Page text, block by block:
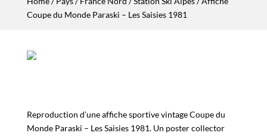
Coupe du Monde Paraski – Les Saisies 1981
Reproduction d’une affiche sportive vintage Coupe du
Monde Paraski – Les Saisies 1981. Un poster collector